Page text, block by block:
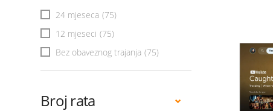
24 mjeseca (75)
12 mjeseci (75)
Bez obaveznog trajanja (75)
Broj rata